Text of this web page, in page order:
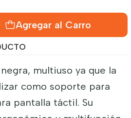
Agregar al Carro
multiuso ya que la
como soporte para
pantalla táctil. Su